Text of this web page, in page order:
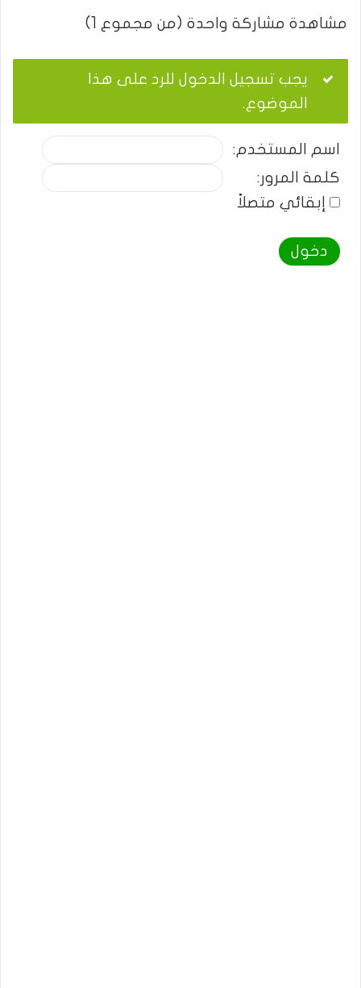
مشاهدة مشاركة واحدة (من مجموع 1)
يجب تسجيل الدخول للرد على هذا
الموضوع.
اسم المستخدم:
كلمة المرور:
إبقائي متصلاً
دخول